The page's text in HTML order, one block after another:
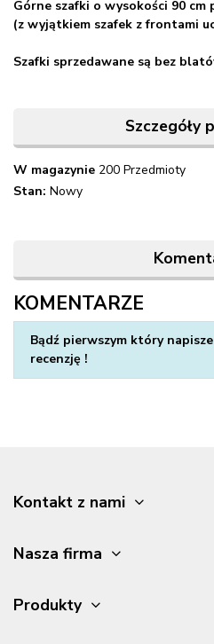
Górne szafki o wysokości 90 cm
(z wyjątkiem szafek z frontami
Szafki sprzedawane są bez
Szczegóły
W magazynie 200 Przedmioty
Stan: Nowy
KOMENTARZE
Bądź pierwszym który napisze
recenzję !
Kontakt z nami
Nasza firma
Produkty